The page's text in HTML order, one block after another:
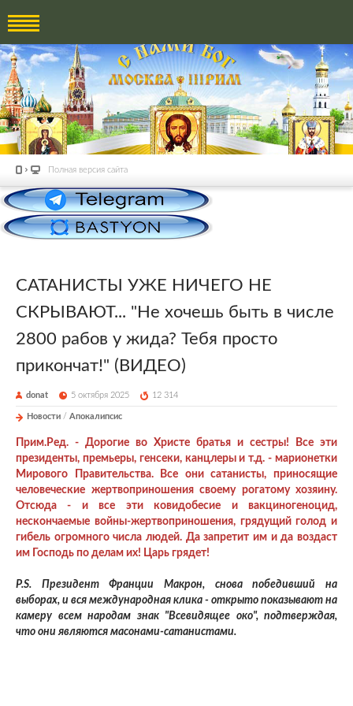
Полная версия сайта
САТАНИСТЫ УЖЕ НИЧЕГО НЕ
СКРЫВАЮТ... "Не хочешь быть в числе
2800 рабов у жида? Тебя просто
прикончат!" (ВИДЕО)
donat 5 октября 2025 12 314
Новости / Апокалипсис
Прим.Ред. - Дорогие во Христе братья и сестры! Все эти
президенты, премьеры, генсеки, канцлеры и т.д. - марионетки
Мирового Правительства. Все они сатанисты, приносящие
человеческие жертвоприношения своему рогатому хозяину.
Отсюда - и все эти ковидобесие и вакциногеноцид,
нескончаемые войны-жертвоприношения, грядущий голод и
гибель огромного числа людей. Да запретит им и да воздаст
им Господь по делам их! Царь грядет!
P.S. Президент Франции Макрон, снова победивший на
выборах, и вся международная клика - открыто показывают на
камеру всем народам знак "Всевидящее око", подтверждая,
что они являются масонами-сатанистами.